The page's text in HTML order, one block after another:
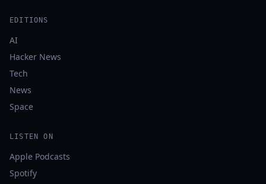
EDITIONS
AI
Hacker News
Tech
News
Space
LISTEN ON
Apple Podcasts
Spotify